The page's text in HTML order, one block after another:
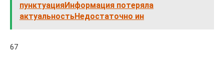
пунктуацияИнформация потеряла
актуальностьНедостаточно ин
67